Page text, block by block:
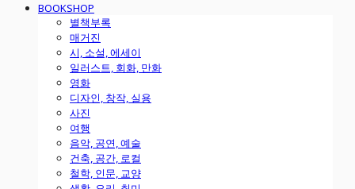
BOOKSHOP
별책부록
매거진
시, 소설, 에세이
일러스트, 회화, 만화
영화
디자인, 창작, 실용
사진
여행
음악, 공연, 예술
건축, 공간, 로컬
철학, 인문, 교양